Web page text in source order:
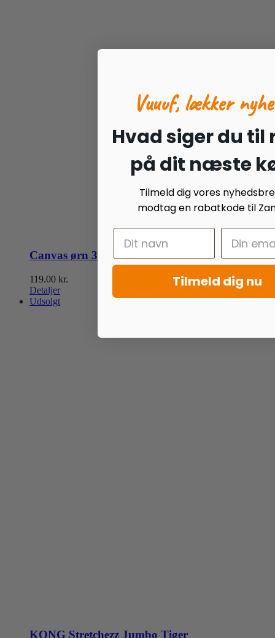
Canvas ørn 30x14cm
119.00 kr.
Detaljer
Udsolgt
KONG Stretchezz Jumbo Tiger
Vuuuf, lækker
Hvad siger du til
på dit næste
Tilmeld dig vores
modtag en rabatkode til
Tilmeld dig nu